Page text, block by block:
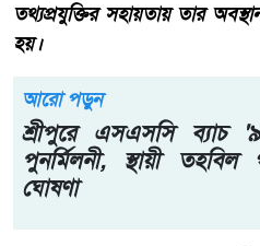
তথ্যপ্রযুক্তির সহায়তায় তার
হয়।
আরো পড়ুন
শ্রীপুরে এসএসসি ব্যাচ
পুনর্মিলনী, স্থায়ী তহবিল
ঘোষণা